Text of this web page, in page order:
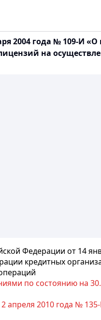
2004 года № 109-И
на
Федерации от 14
кредитных
по состоянию на
апреля 2010 года №